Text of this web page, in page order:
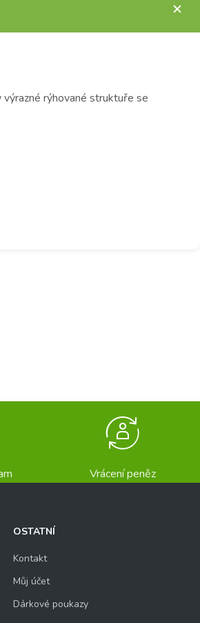
rýhované struktuře se
Vrácení peněz
OSTATNÍ
Kontakt
Můj účet
Dárkové poukazy